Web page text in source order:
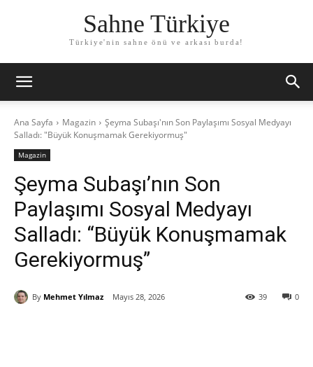
Sahne Türkiye
Türkiye'nin sahne önü ve arkası burda!
Ana Sayfa Magazin
Şeyma Subaşı'nın Son Paylaşımı Sosyal Medyayı
Salladı: "Büyük Konuşmamak Gerekiyormuş"
Magazin
Şeyma Subaşı’nın Son
Paylaşımı Sosyal Medyayı
Salladı: “Büyük Konuşmamak
Gerekiyormuş”
By Mehmet Yılmaz Mayıs 28, 2026 0
39